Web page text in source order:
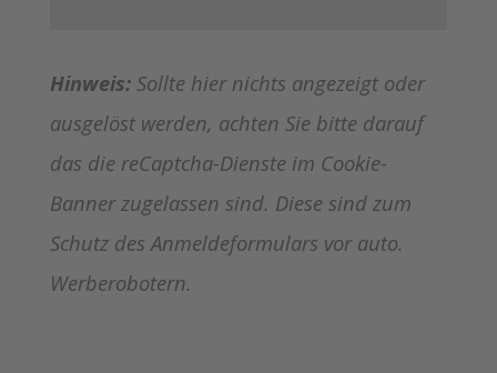
Hinweis:Sollte hier nichts angezeigt oder
ausgelöst werden, achten Sie bitte darauf
das die reCaptcha-Dienste im Cookie-
Banner zugelassen sind. Diese sind zum
Schutz des Anmeldeformulars vor auto.
Werberobotern.